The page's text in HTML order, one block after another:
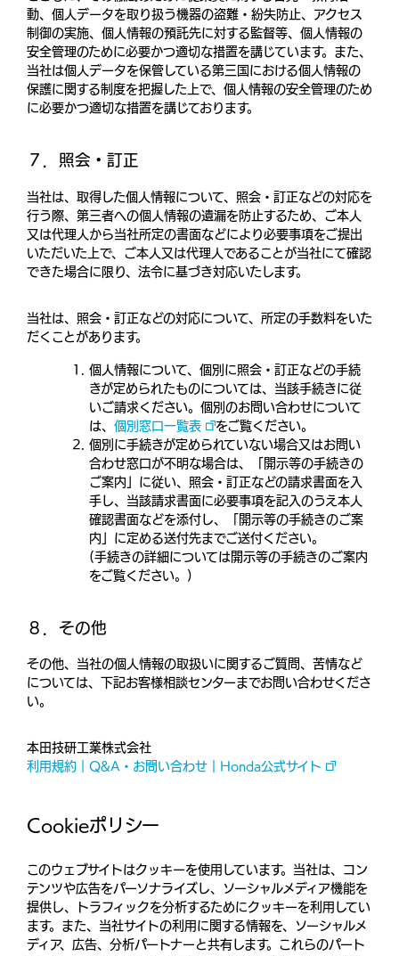
動、個人データを取り扱う機器の盗難・紛失防止、アクセス
制御の実施、個人情報の預託先に対する監督等、個人情報の
安全管理のために必要かつ適切な措置を講じています。また、
当社は個人データを保管している第三国における個人情報の
保護に関する制度を把握した上で、個人情報の安全管理のため
に必要かつ適切な措置を講じております。
７．照会・訂正
当社は、取得した個人情報について、照会・訂正などの対応を
行う際、第三者への個人情報の遺漏を防止するため、ご本人
又は代理人から当社所定の書面などにより必要事項をご提出
いただいた上で、ご本人又は代理人であることが当社にて確認
できた場合に限り、法令に基づき対応いたします。
当社は、照会・訂正などの対応について、所定の手数料をいた
だくことがあります。
個人情報について、個別に照会・訂正などの手続
きが定められたものについては、当該手続きに従
いご請求ください。個別のお問い合わせについて
は、 個別窓口一覧表
をご覧ください。
個別に手続きが定められていない場合又はお問い
合わせ窓口が不明な場合は、「開示等の手続きの
ご案内」に従い、照会・訂正などの請求書面を入
手し、当該請求書面に必要事項を記入のうえ本人
確認書面などを添付し、「開示等の手続きのご案
内」に定める送付先までご送付ください。
(手続きの詳細については開示等の手続きのご案内
をご覧ください。)
８．その他
その他、当社の個人情報の取扱いに関するご質問、苦情など
については、下記お客様相談センターまでお問い合わせくださ
い。
本田技研工業株式会社
利用規約｜Q&A・お問い合わせ｜Honda公式サイト
Cookieポリシー
このウェブサイトはクッキーを使用しています。当社は、コン
テンツや広告をパーソナライズし、ソーシャルメディア機能を
提供し、トラフィックを分析するためにクッキーを利用してい
ます。また、当社サイトの利用に関する情報を、ソーシャルメ
ディア、広告、分析パートナーと共有します。これらのパート